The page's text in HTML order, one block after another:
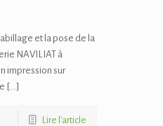
et la pose de la
NAVILIAT à
impression sur
[…]
Lire l'article